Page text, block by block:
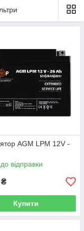
AGM LPM 12V -
відправки
₴
Купити